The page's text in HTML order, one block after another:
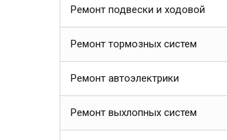
Ремонт подвески и ходовой
Ремонт тормозных систем
Ремонт автоэлектрики
Ремонт выхлопных систем